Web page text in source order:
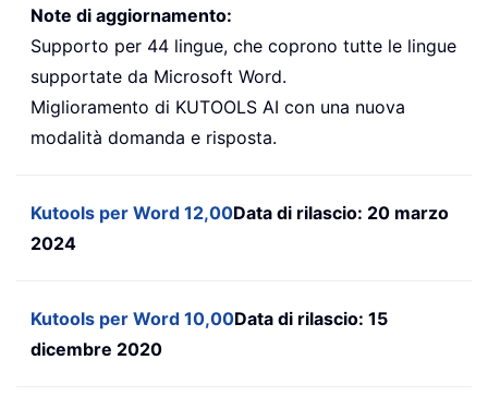
Note di aggiornamento:
Supporto per 44 lingue, che coprono tutte le lingue
supportate da Microsoft Word.
Miglioramento di KUTOOLS AI con una nuova
modalità domanda e risposta.
Kutools per Word 12,00Data di rilascio: 20 marzo
2024
Kutools per Word 10,00Data di rilascio: 15
dicembre 2020